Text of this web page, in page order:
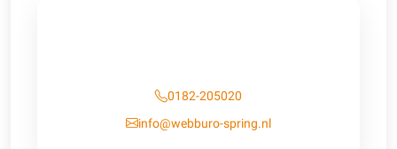
0182-205020
info@webburo-spring.nl